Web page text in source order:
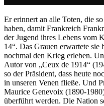
Er erinnert an alle Toten, die
haben, damit Frankreich
der Jugend ihres Lebens vom
14“. Das Grauen erwartete sie
nochmal den Krieg erleben.
Autor von „Ceux de 1914“
so der Präsident, dass heute
in unseren Venen fließe. Und
Maurice Genevoix (1890-
überführt werden. Die Nation